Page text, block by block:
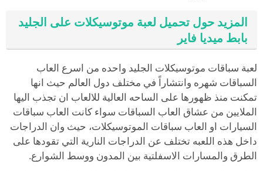
المزيد حول تحميل لعبة موتوسيكلات على الجليد
بابط ميديا فاير
لعبة سباقات موتوسيكلات الجليد واحده من اسرع العاب
السباقات شهره وانتشاراً في مختلف دول العالم حيث انها
تمكنت منذ ظهورها على الساحه العالية للالعاب ان تجذب اليها
الملايين من عشاق العاب السباقات سواء كانت العاب سباقات
السيارات او العاب سباقات الموتوسيكلات، حيث وان الدراجات
داخل هذه اللعبه تختلف عن الدراجات النارية التي تقودها على
الطرق والمسارات الاسفلتية بين المدون ووسط الشوارع.